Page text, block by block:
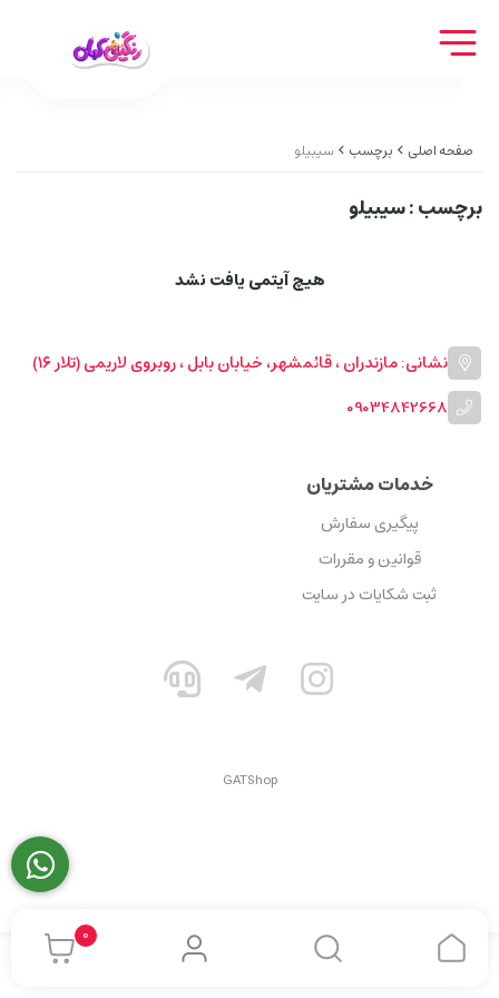
0
صفحه اصلی برچسب سیبیلو
برچسب: سیبیلو
هیچ آیتمی یافت نشد
نشانی: مازندران ، قائمشهر، خیابان بابل ، روبروی لاریمی (تلار ۱۶)
09034842668
خدمات مشتریان
پیگیری سفارش
قوانین و مقررات
ثبت شکایات در سایت
GATShop